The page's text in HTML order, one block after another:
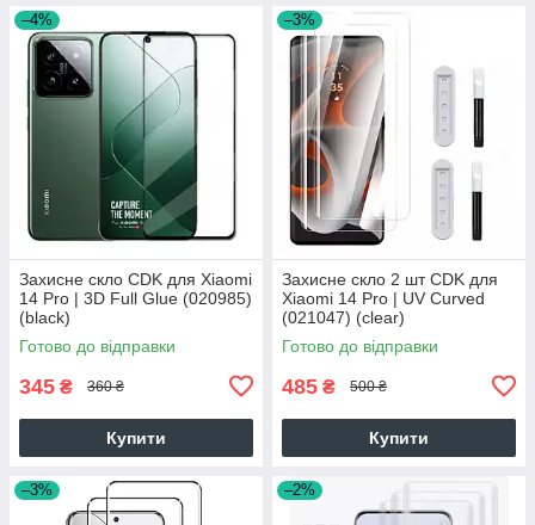
–4%
Захисне скло CDK для Xiaomi
14 Pro | 3D Full Glue (020985)
(black)
Готово до відправки
345 ₴ 360 ₴
Купити
–3%
Захисне скло 2 шт CDK для
Xiaomi 14 Pro | UV Curved
(021047) (clear)
Готово до відправки
485 ₴ 500 ₴
Купити
–3% –2%